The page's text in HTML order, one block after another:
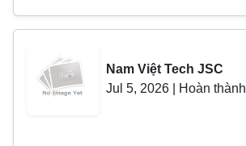
Nam Việt Tech JSC
Jul 5, 2026
Hoàn thành